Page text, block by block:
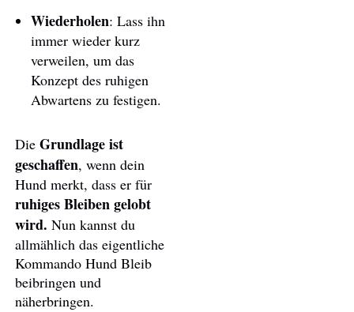
Wiederholen: Lass ihn
immer wieder kurz
verweilen, um das
Konzept des ruhigen
Abwartens zu festigen.
Die Grundlage ist
geschaffen, wenn dein
Hund merkt, dass er für
ruhiges Bleiben gelobt
wird. Nun kannst du
allmählich das eigentliche
Kommando Hund Bleib
beibringen und
näherbringen.